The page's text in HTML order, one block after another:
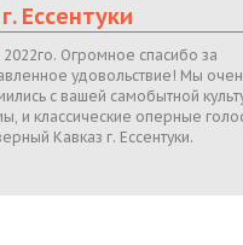
Ессентуки
2022го. Огромное спасибо за
удовольствие! Мы
с вашей самобытной
и классические оперные
Кавказ г. Ессентуки.